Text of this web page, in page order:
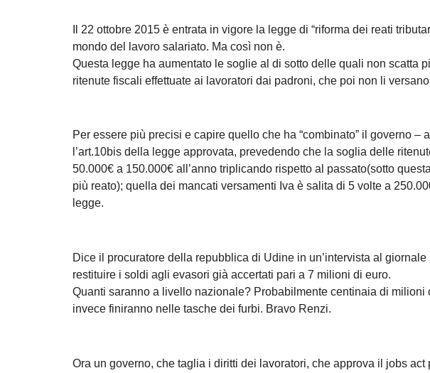
Il 22 ottobre 2015 è entrata in vigore la legge di “riforma dei reati
mondo del lavoro salariato. Ma così non è.
Questa legge ha aumentato le soglie al di sotto delle quali non scatta
ritenute fiscali effettuate ai lavoratori dai padroni, che poi non li
Per essere più precisi e capire quello che ha “combinato” il governo –
l’art.10bis della legge approvata, prevedendo che la soglia delle
50.000€ a 150.000€ all’anno triplicando rispetto al passato(sotto
più reato); quella dei mancati versamenti Iva è salita di 5 volte a
legge.
Dice il procuratore della repubblica di Udine in un’intervista al
restituire i soldi agli evasori già accertati pari a 7 milioni di euro.
Quanti saranno a livello nazionale? Probabilmente centinaia di
invece finiranno nelle tasche dei furbi. Bravo Renzi.
Ora un governo, che taglia i diritti dei lavoratori, che approva il jobs